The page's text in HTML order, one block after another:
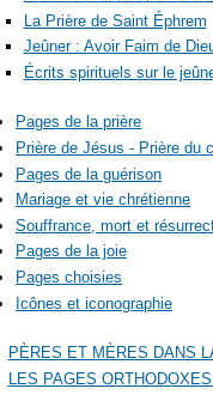
La Prière de Saint Éphrem
Jeûner : Avoir Faim de
Écrits spirituels sur le
Pages de la prière
Prière de Jésus - Prière du
Pages de la guérison
Mariage et vie chrétienne
Souffrance, mort et
Pages de la joie
Pages choisies
Icônes et iconographie
PÈRES ET MÈRES DANS
LES PAGES